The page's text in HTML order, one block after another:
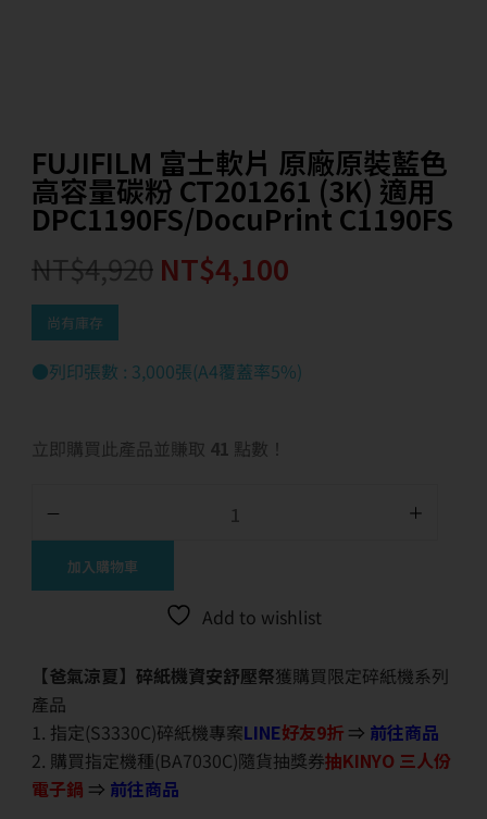
FUJIFILM 富士軟片 原廠原裝藍色
高容量碳粉 CT201261 (3K) 適用
DPC1190FS/DocuPrint C1190FS
NT$4,920 NT$4,100
尚有庫存
●列印張數 : 3,000張(A4覆蓋率5%)
立即購買此產品並賺取 41 點數！
加入購物車
Add to wishlist
【爸氣涼夏】碎紙機資安舒壓祭獲購買限定碎紙機系列
產品
1. 指定(S3330C)碎紙機專案LINE好友9折 ⇒ 前往商品
2. 購買指定機種(BA7030C)隨貨抽獎券抽KINYO 三人份
電子鍋 ⇒ 前往商品